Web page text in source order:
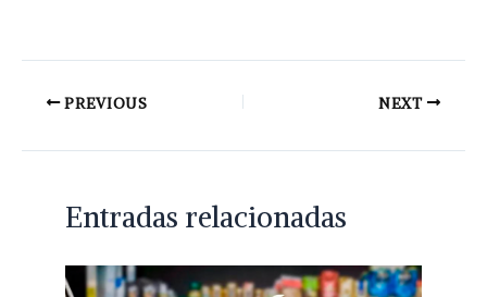
PREVIOUS NEXT
Entradas relacionadas